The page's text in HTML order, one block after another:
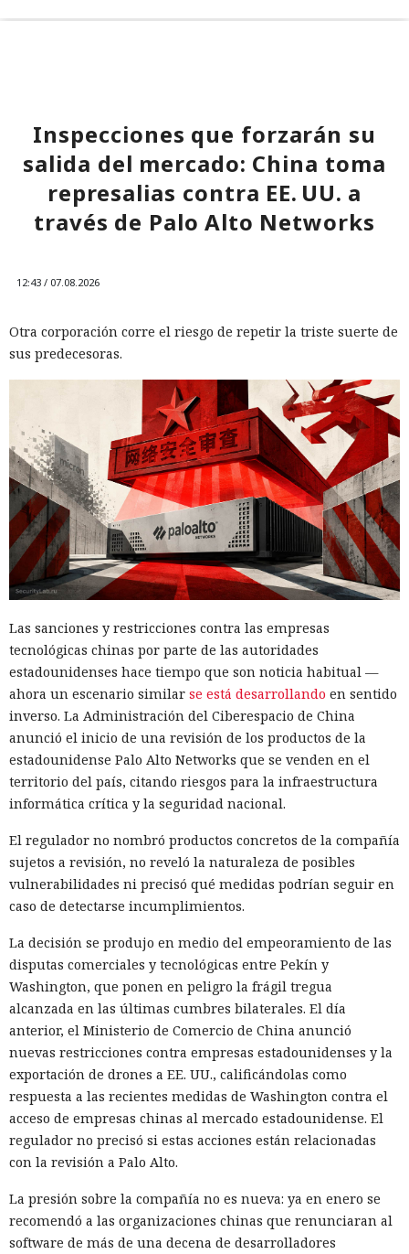
Inspecciones que forzarán su
salida del mercado: China toma
represalias contra EE. UU. a
través de Palo Alto Networks
12:43 / 07.08.2026
Otra corporación corre el riesgo de repetir la triste suerte de
sus predecesoras.
Las sanciones y restricciones contra las empresas
tecnológicas chinas por parte de las autoridades
estadounidenses hace tiempo que son noticia habitual —
ahora un escenario similar se está desarrollando en sentido
inverso. La Administración del Ciberespacio de China
anunció el inicio de una revisión de los productos de la
estadounidense Palo Alto Networks que se venden en el
territorio del país, citando riesgos para la infraestructura
informática crítica y la seguridad nacional.
El regulador no nombró productos concretos de la compañía
sujetos a revisión, no reveló la naturaleza de posibles
vulnerabilidades ni precisó qué medidas podrían seguir en
caso de detectarse incumplimientos.
La decisión se produjo en medio del empeoramiento de las
disputas comerciales y tecnológicas entre Pekín y
Washington, que ponen en peligro la frágil tregua
alcanzada en las últimas cumbres bilaterales. El día
anterior, el Ministerio de Comercio de China anunció
nuevas restricciones contra empresas estadounidenses y la
exportación de drones a EE. UU., calificándolas como
respuesta a las recientes medidas de Washington contra el
acceso de empresas chinas al mercado estadounidense. El
regulador no precisó si estas acciones están relacionadas
con la revisión a Palo Alto.
La presión sobre la compañía no es nueva: ya en enero se
recomendó a las organizaciones chinas que renunciaran al
software de más de una decena de desarrolladores